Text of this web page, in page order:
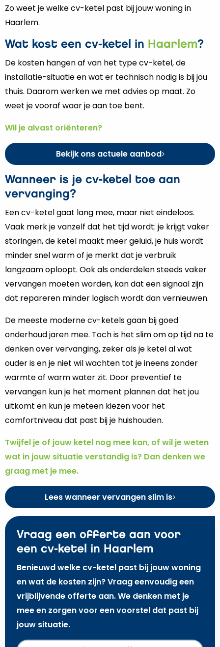
Zo weet je welke cv-ketel past bij jouw woning in
Haarlem.
Wat kost een cv-ketel in Haarlem?
De kosten hangen af van het type cv-ketel, de
installatie-situatie en wat er technisch nodig is bij jou
thuis. Daarom werken we met advies op maat. Zo
weet je vooraf waar je aan toe bent.
Wil je alvast oriënteren?
Bekijk ons actuele aanbod
Wanneer is je cv-ketel toe aan
vervanging?
Een cv-ketel gaat lang mee, maar niet eindeloos.
Vaak merk je vanzelf dat het tijd wordt: je krijgt vaker
storingen, de ketel maakt meer geluid, je huis wordt
minder snel warm of je merkt dat je verbruik
langzaam oploopt. Ook als onderdelen steeds vaker
vervangen moeten worden, kan dat een signaal zijn
dat repareren minder logisch wordt dan vernieuwen.
De meeste moderne cv-ketels gaan bij goed
onderhoud jaren mee. Toch is het slim om op tijd na te
denken over vervanging, zeker als je ketel al wat
ouder is en je niet wil wachten tot je ineens zonder
warmte of warm water zit. Door preventief te
vervangen kun je het moment plannen dat het jou
uitkomt en kun je meteen kiezen voor het
comfortniveau dat past bij je huishouden.
Twijfel je of jouw ketel nog mee kan, of wil je weten
wat in jouw situatie verstandig is? Dan denken we
graag met je mee.
Lees wanneer vervangen slim is
Vraag een offerte aan voor
een cv-ketel in Haarlem
Benieuwd welke cv-ketel past bij jouw woning
en wat de kosten zijn? Vraag eenvoudig een
vrijblijvende offerte aan. We denken met je
mee en zorgen voor een voorstel dat past bij
jouw situatie.